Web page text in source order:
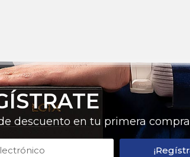
descuento en tu primera compra